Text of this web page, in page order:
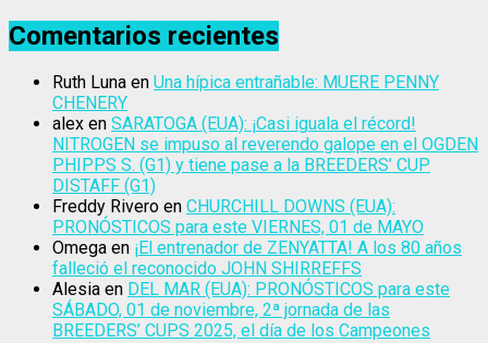
Comentarios recientes
Ruth Luna en Una hípica entrañable: MUERE PENNY
CHENERY
alex en SARATOGA (EUA): ¡Casi iguala el récord!
NITROGEN se impuso al reverendo galope en el OGDEN
PHIPPS S. (G1) y tiene pase a la BREEDERS’ CUP
DISTAFF (G1)
Freddy Rivero en CHURCHILL DOWNS (EUA):
PRONÓSTICOS para este VIERNES, 01 de MAYO
Omega en ¡El entrenador de ZENYATTA! A los 80 años
falleció el reconocido JOHN SHIRREFFS
Alesia en DEL MAR (EUA): PRONÓSTICOS para este
SÁBADO, 01 de noviembre, 2ª jornada de las
BREEDERS’ CUPS 2025, el día de los Campeones